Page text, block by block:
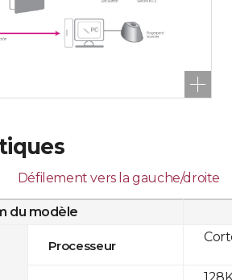
Défilement vers la gauche/droite
du modèle
Processeur